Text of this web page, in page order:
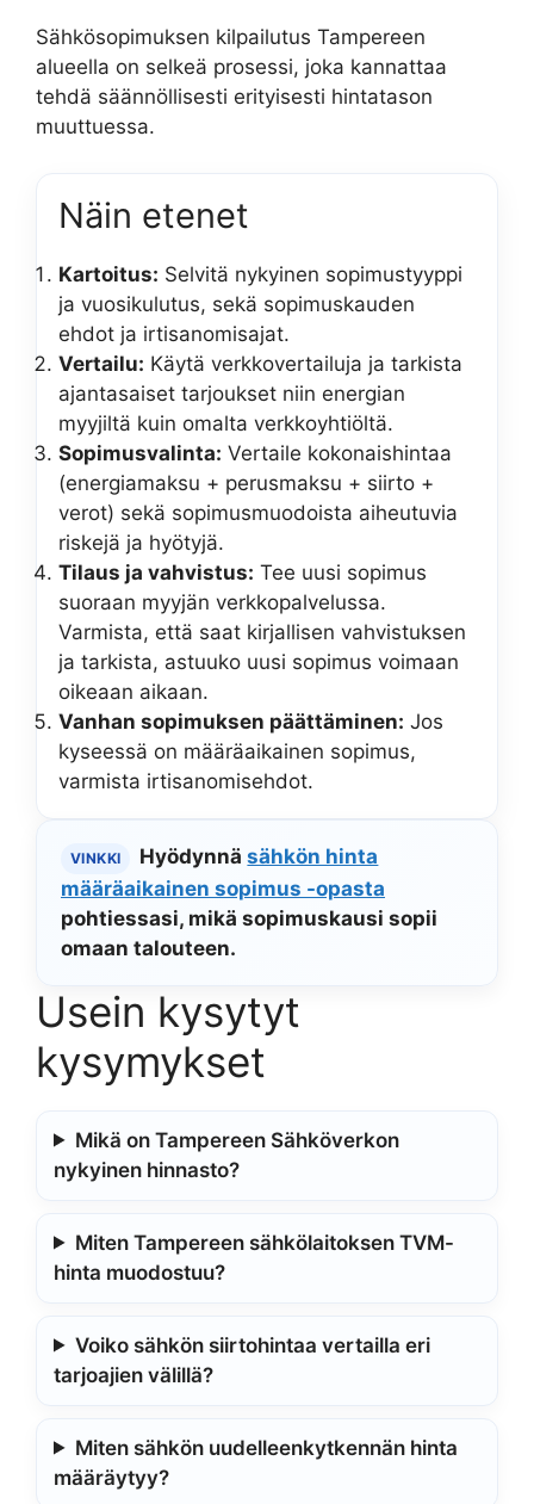
Sähkösopimuksen kilpailutus Tampereen
alueella on selkeä prosessi, joka kannattaa
tehdä säännöllisesti erityisesti hintatason
muuttuessa.
Näin etenet
Kartoitus: Selvitä nykyinen sopimustyyppi
ja vuosikulutus, sekä sopimuskauden
ehdot ja irtisanomisajat.
Vertailu: Käytä verkkovertailuja ja tarkista
ajantasaiset tarjoukset niin energian
myyjiltä kuin omalta verkkoyhtiöltä.
Sopimusvalinta: Vertaile kokonaishintaa
(energiamaksu + perusmaksu + siirto +
verot) sekä sopimusmuodoista aiheutuvia
riskejä ja hyötyjä.
Tilaus ja vahvistus: Tee uusi sopimus
suoraan myyjän verkkopalvelussa.
Varmista, että saat kirjallisen vahvistuksen
ja tarkista, astuuko uusi sopimus voimaan
oikeaan aikaan.
Vanhan sopimuksen päättäminen: Jos
kyseessä on määräaikainen sopimus,
varmista irtisanomisehdot.
VINKKI Hyödynnäsähkön hinta
määräaikainen sopimus -opasta
pohtiessasi, mikä sopimuskausi sopii
omaan talouteen.
Usein kysytyt
kysymykset
Mikä on Tampereen Sähköverkon
nykyinen hinnasto?
Miten Tampereen sähkölaitoksen TVM-
hinta muodostuu?
Voiko sähkön siirtohintaa vertailla eri
tarjoajien välillä?
Miten sähkön uudelleenkytkennän hinta
määräytyy?